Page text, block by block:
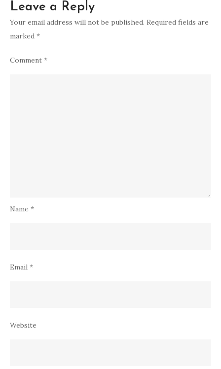
Leave a Reply
Your email address will not be published. Required fields are
marked *
Comment *
Name *
Email *
Website